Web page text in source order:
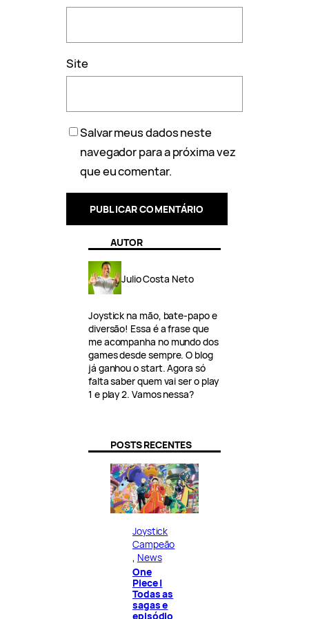
Site
Salvar meus dados neste
navegador para a próxima vez
que eu comentar.
AUTOR
Julio Costa Neto
Joystick na mão, bate-papo e
diversão! Essa é a frase que
me acompanha no mundo dos
games desde sempre. O blog
já ganhou o start. Agora só
falta saber quem vai ser o play
1 e play 2. Vamos nessa?
POSTS RECENTES
Joystick
Campeão
News
One
Piece |
Todas as
sagas e
episódio